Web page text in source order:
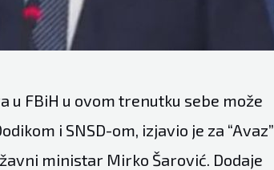
u FBiH u ovom trenutku sebe može
i SNSD-om, izjavio je za “Avaz”
ministar Mirko Šarović. Dodaje